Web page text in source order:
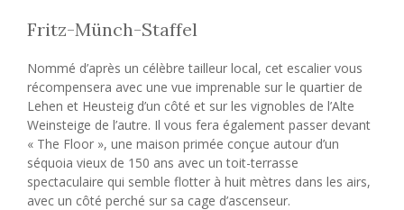
Fritz-Münch-Staffel
Nommé d’après un célèbre tailleur local, cet escalier vous
récompensera avec une vue imprenable sur le quartier de
Lehen et Heusteig d’un côté et sur les vignobles de l’Alte
Weinsteige de l’autre. Il vous fera également passer devant
« The Floor », une maison primée conçue autour d’un
séquoia vieux de 150 ans avec un toit-terrasse
spectaculaire qui semble flotter à huit mètres dans les airs,
avec un côté perché sur sa cage d’ascenseur.